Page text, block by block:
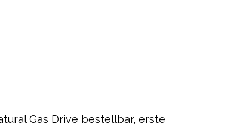
Gas Drive bestellbar, erste